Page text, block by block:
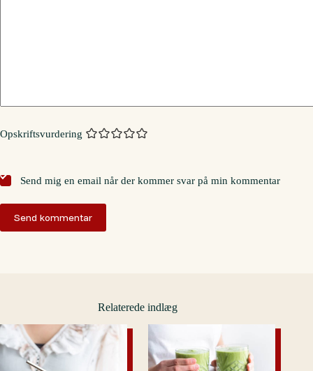
Opskriftsvurdering
Send mig en email når der kommer svar på min kommentar
Send kommentar
Relaterede indlæg